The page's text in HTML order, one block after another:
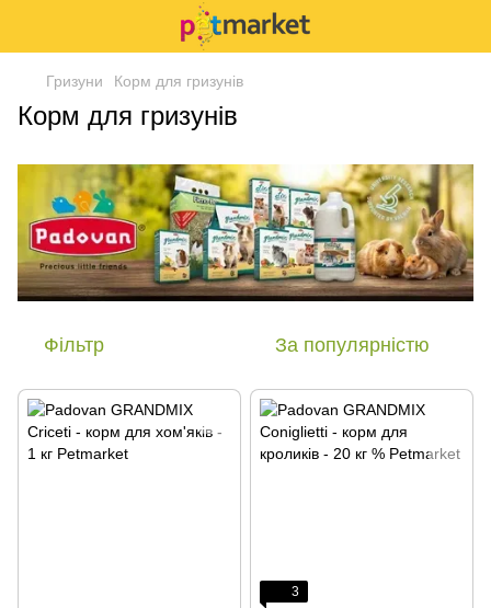
Гризуни Корм для гризунів
Корм для гризунів
Фільтр За популярністю
3